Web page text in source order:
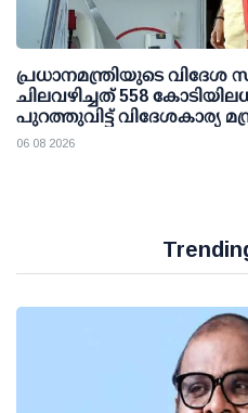
പ്രധാനമന്ത്രിയുടെ
ചിലവഴിച്ചത് 558
പുറത്തുവിട്ട് വിദേശകാര്യ
06 08 2026